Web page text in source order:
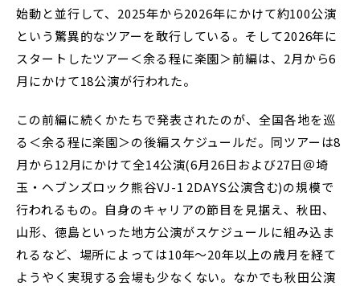
始動と並行して、2025年から2026年にかけて約100公演
という驚異的なツアーを敢行している。そして2026年に
スタートしたツアー＜余る程に楽園＞前編は、2月から6
月にかけて18公演が行われた。
この前編に続くかたちで発表されたのが、全国各地を巡
る＜余る程に楽園＞の後編スケジュールだ。同ツアーは8
月から12月にかけて全14公演(6月26日および27日＠埼
玉・ヘブンズロック熊谷VJ-1 2DAYS公演含む)の規模で
行われるもの。自身のキャリアの節目を見据え、秋田、
山形、徳島といった地方公演がスケジュールに組み込ま
れるなど、場所によっては10年～20年以上の歳月を経て
ようやく実現する会場も少なくない。なかでも秋田公演